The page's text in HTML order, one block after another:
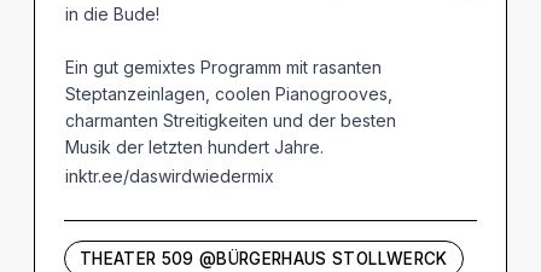
in die Bude!
Ein gut gemixtes Programm mit rasanten
Steptanzeinlagen, coolen Pianogrooves,
charmanten Streitigkeiten und der besten
Musik der letzten hundert Jahre.
inktr.ee/daswirdwiedermix
THEATER 509 @BÜRGERHAUS STOLLWERCK